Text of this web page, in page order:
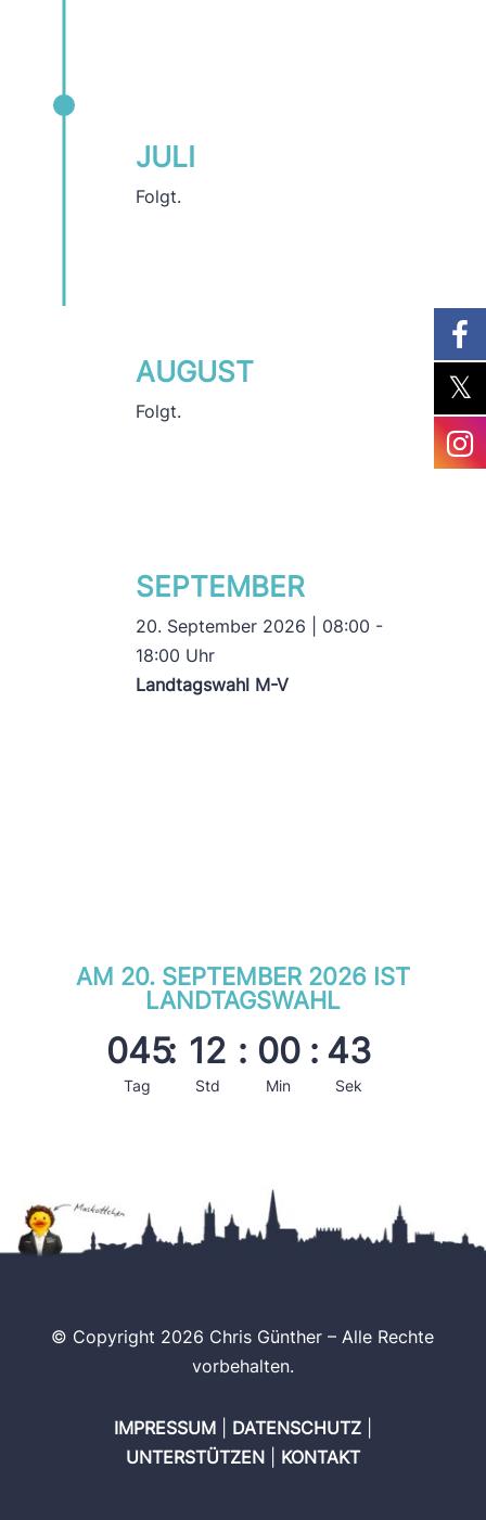
JULI
Folgt.
AUGUST
Folgt.
SEPTEMBER
20. September 2026 | 08:00 -
18:00 Uhr
Landtagswahl M-V
AM 20. SEPTEMBER 2026 IST
LANDTAGSWAHL
045
Tag
: 12
Std
: 00
Min
: 43
Sek
© Copyright 2026 Chris Günther – Alle Rechte
vorbehalten.
IMPRESSUM| DATENSCHUTZ|
UNTERSTÜTZEN| KONTAKT